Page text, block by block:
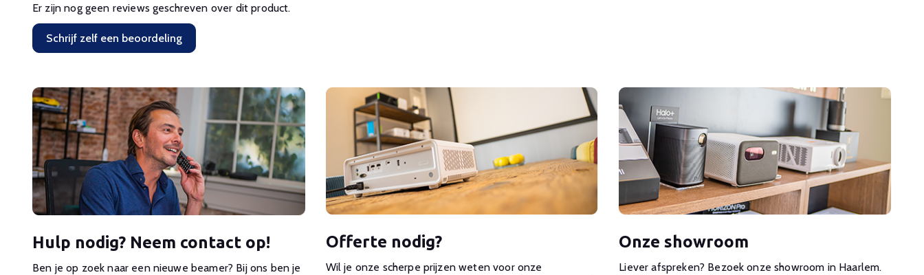
Er zijn nog geen reviews geschreven over dit product.
Schrijf zelf een beoordeling
Hulp nodig? Neem contact op!
Ben je op zoek naar een nieuwe beamer? Bij ons ben je
Offerte nodig?
Wil je onze scherpe prijzen weten voor onze
Onze showroom
Liever afspreken? Bezoek onze showroom in Haarlem.